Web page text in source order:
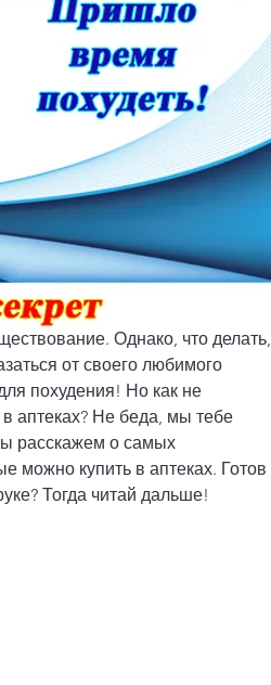
Однако, что делать,
от своего любимого
похудения! Но как не
аптеках? Не беда, мы тебе
расскажем о самых
можно купить в аптеках. Готов
Тогда читай дальше!